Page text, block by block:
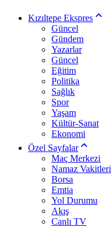
Kızıltepe Ekspres
Güncel
Gündem
Yazarlar
Güncel
Eğitim
Politika
Sağlık
Spor
Yaşam
Kültür-Sanat
Ekonomi
Özel Sayfalar
Maç Merkezi
Namaz Vakitleri
Borsa
Emtia
Yol Durumu
Akış
Canlı TV